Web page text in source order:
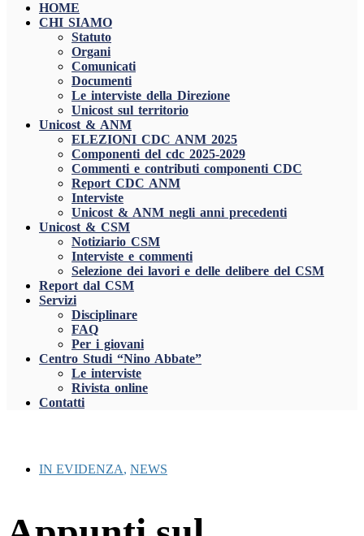
HOME
CHI SIAMO
Statuto
Organi
Comunicati
Documenti
Le interviste della Direzione
Unicost sul territorio
Unicost & ANM
ELEZIONI CDC ANM 2025
Componenti del cdc 2025-2029
Commenti e contributi componenti CDC
Report CDC ANM
Interviste
Unicost & ANM negli anni precedenti
Unicost & CSM
Notiziario CSM
Interviste e commenti
Selezione dei lavori e delle delibere del CSM
Report dal CSM
Servizi
Disciplinare
FAQ
Per i giovani
Centro Studi “Nino Abbate”
Le interviste
Rivista online
Contatti
IN EVIDENZA, NEWS